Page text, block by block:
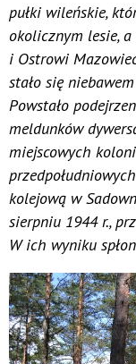
pułki wileńskie,
okolicznym lesie,
i Ostrowi
stało się
Powstało
meldunków
miejscowych
kolejową w
sierpniu 1944 r.,
W ich wyniku